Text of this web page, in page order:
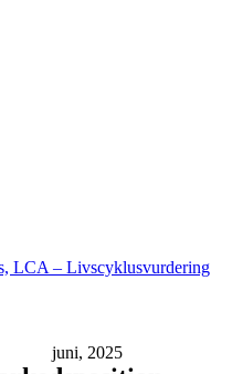
LCA – Livscyklusvurdering
juni, 2025